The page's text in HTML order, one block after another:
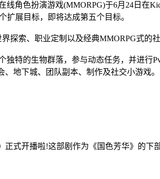
角色扮演游戏(MMORPG)于6月24日在
扩展目标，即将达成第五个目标。
探索、职业定制以及经典MMORPG式的
特的生物群落，参与动态任务，并进行
地下城、团队副本、制作及社交小游戏。
式开播啦!这部剧作为《国色芳华》的